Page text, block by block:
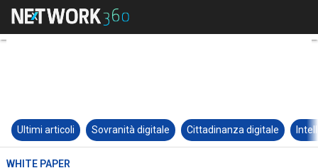
Ultimi articoli Sovranità digitale Cittadinanza digitale
WHITE PAPER